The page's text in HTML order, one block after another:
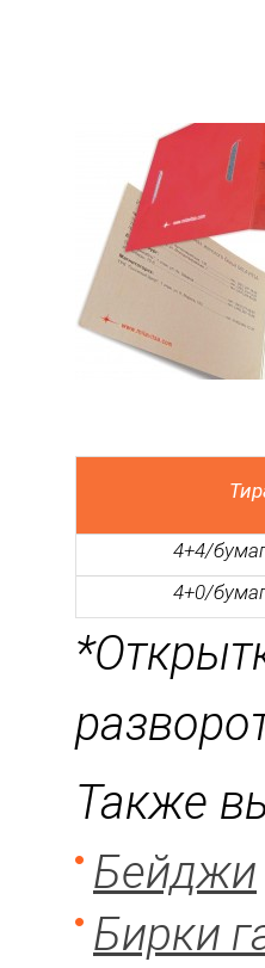
4+4/
4+0/
Также
Бейджи
Бирки